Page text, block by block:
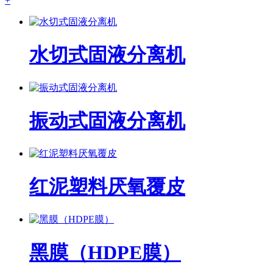
水切式固液分离机
振动式固液分离机
红泥塑料厌氧覆皮
黑膜（HDPE膜）